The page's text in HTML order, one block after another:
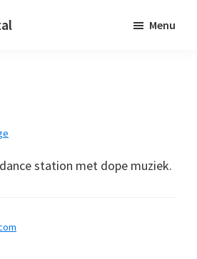
Menu
station met dope muziek.